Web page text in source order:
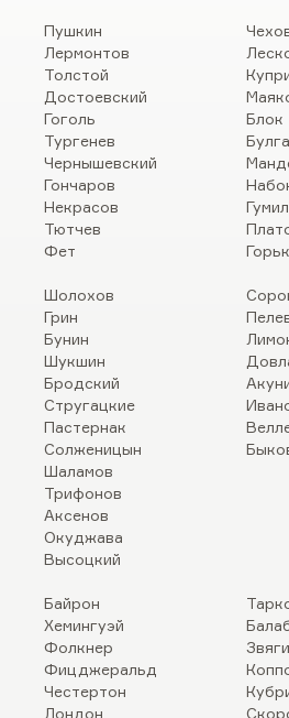
Пушкин
Лермонтов
Толстой
Достоевский
Гоголь
Тургенев
Чернышевский
Гончаров
Некрасов
Тютчев
Фет
Блок
Шолохов
Грин
Бунин
Шукшин
Бродский
Стругацкие
Пастернак
Солженицын
Шаламов
Трифонов
Аксенов
Окуджава
Высоцкий
Байрон
Хемингуэй
Фолкнер
Фицджеральд
Честертон
Лондон